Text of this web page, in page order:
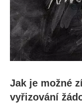
Jak je možné
vyřizování